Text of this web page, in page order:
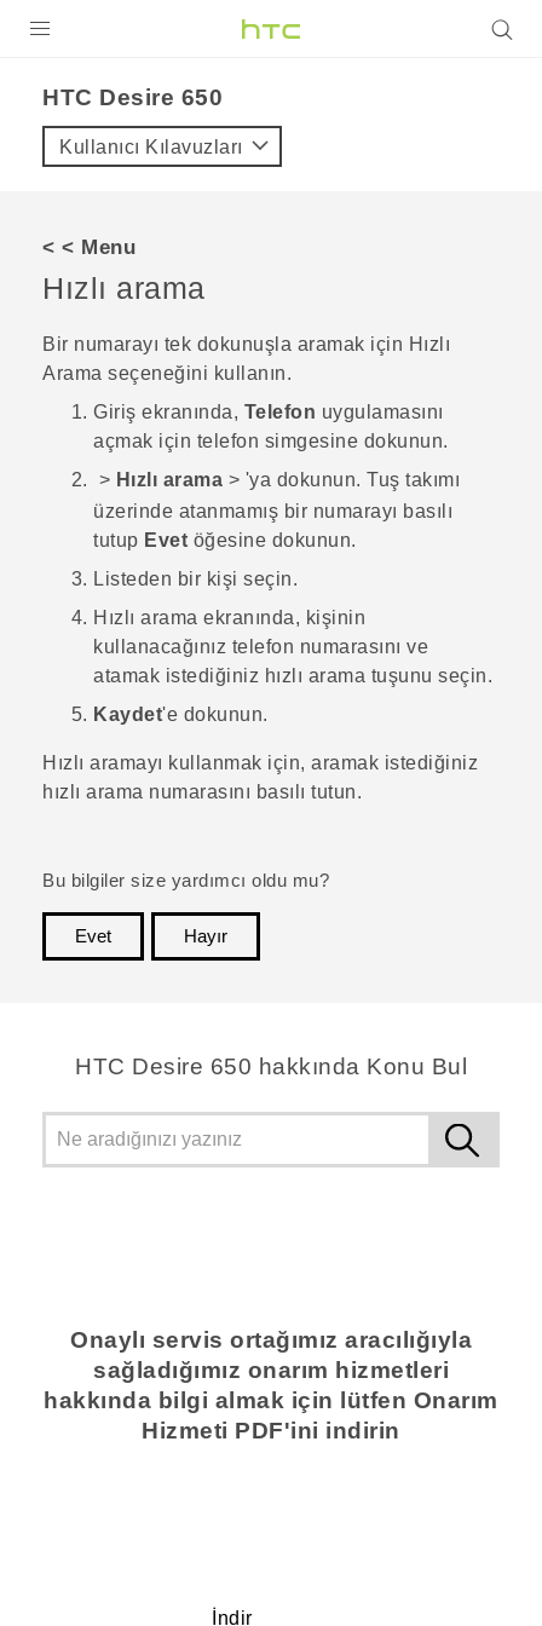
VIVE
VIVERSE
DESTEK
HTC Desire 650‎
Kullanıcı Kılavuzları
< < Menu
Hızlı arama
Bir numarayı tek dokunuşla aramak için Hızlı
Arama seçeneğini kullanın.
Giriş ekranında, Telefon uygulamasını
açmak için telefon simgesine dokunun.
> Hızlı arama > 'ya dokunun. Tuş takımı
üzerinde atanmamış bir numarayı basılı
tutup Evet öğesine dokunun.
Listeden bir kişi seçin.
Hızlı arama ekranında, kişinin
kullanacağınız telefon numarasını ve
atamak istediğiniz hızlı arama tuşunu seçin.
Kaydet'e dokunun.
Hızlı aramayı kullanmak için, aramak istediğiniz
hızlı arama numarasını basılı tutun.
Bu bilgiler size yardımcı oldu mu?
Evet
Hayır
HTC Desire 650 hakkında Konu Bul
Onaylı servis ortağımız aracılığıyla
sağladığımız onarım hizmetleri
hakkında bilgi almak için lütfen Onarım
Hizmeti PDF'ini indirin
İndir